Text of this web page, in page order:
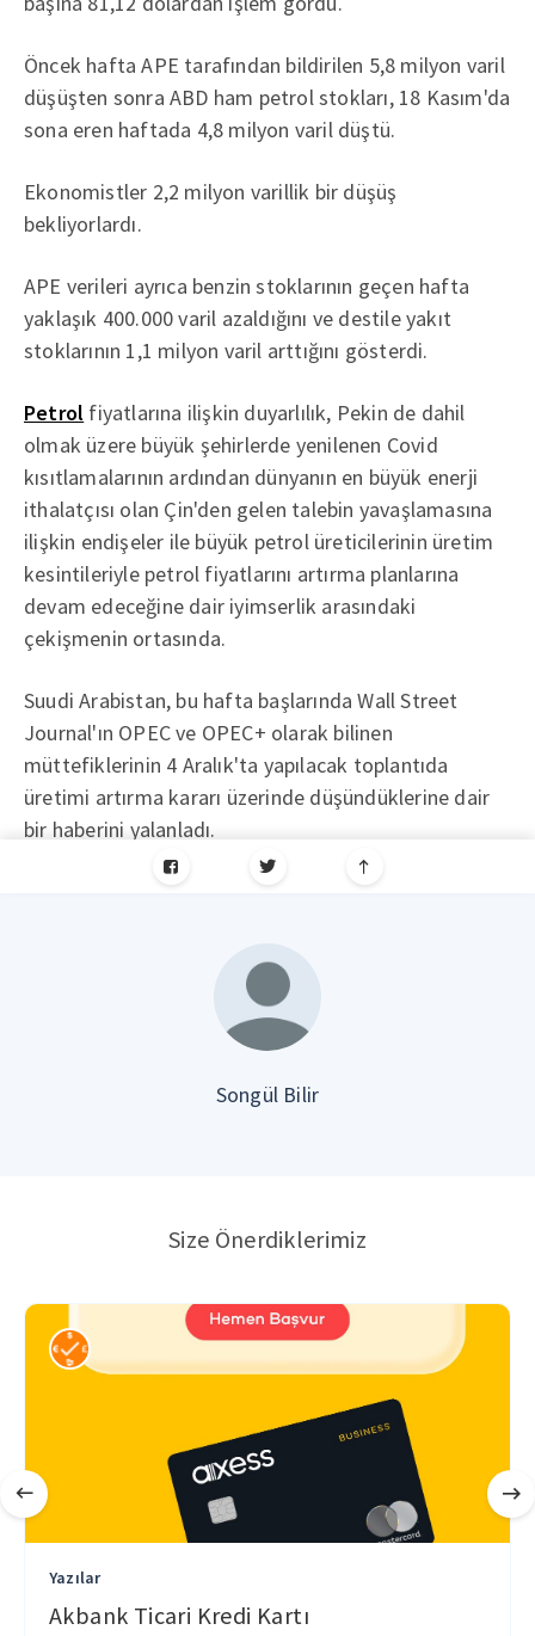
Öncek hafta APE tarafından bildirilen 5,8 milyon varil
düşüşten sonra ABD ham petrol stokları, 18 Kasım'da
sona eren haftada 4,8 milyon varil düştü.
Ekonomistler 2,2 milyon varillik bir düşüş
bekliyorlardı.
APE verileri ayrıca benzin stoklarının geçen hafta
yaklaşık 400.000 varil azaldığını ve destile yakıt
stoklarının 1,1 milyon varil arttığını gösterdi.
Petrol fiyatlarına ilişkin duyarlılık, Pekin de dahil
olmak üzere büyük şehirlerde yenilenen Covid
kısıtlamalarının ardından dünyanın en büyük enerji
ithalatçısı olan Çin'den gelen talebin yavaşlamasına
ilişkin endişeler ile büyük petrol üreticilerinin üretim
kesintileriyle petrol fiyatlarını artırma planlarına
devam edeceğine dair iyimserlik arasındaki
çekişmenin ortasında.
Suudi Arabistan, bu hafta başlarında Wall Street
Journal'ın OPEC ve OPEC+ olarak bilinen
müttefiklerinin 4 Aralık'ta yapılacak toplantıda
üretimi artırma kararı üzerinde düşündüklerine dair
bir haberini yalanladı.
Songül Bilir
Size Önerdiklerimiz
Yazılar
Akbank Ticari Kredi Kartı